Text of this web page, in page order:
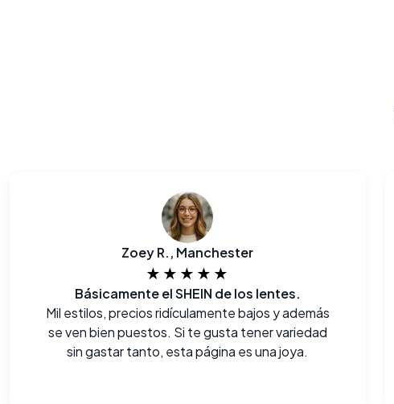
Zoey R., Manchester
★★★★★
Básicamente el SHEIN de los lentes.
Mil estilos, precios ridículamente bajos y además
se ven bien puestos. Si te gusta tener variedad
sin gastar tanto, esta página es una joya.